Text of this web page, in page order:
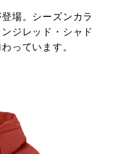
場。シーズンカラ
ジレッド・シャド
っています。